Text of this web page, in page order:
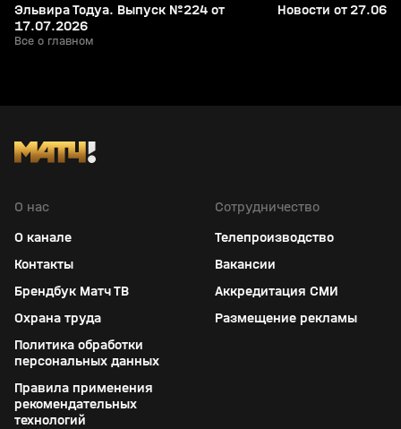
Эльвира Тодуа. Выпуск №224 от
17.07.2026
Все о главном
Новости от
О нас
О канале
Контакты
Брендбук Матч ТВ
Охрана труда
Политика обработки
персональных данных
Правила применения
рекомендательных
технологий
Сотрудничество
Телепроизводство
Вакансии
Аккредитация СМИ
Размещение рекламы